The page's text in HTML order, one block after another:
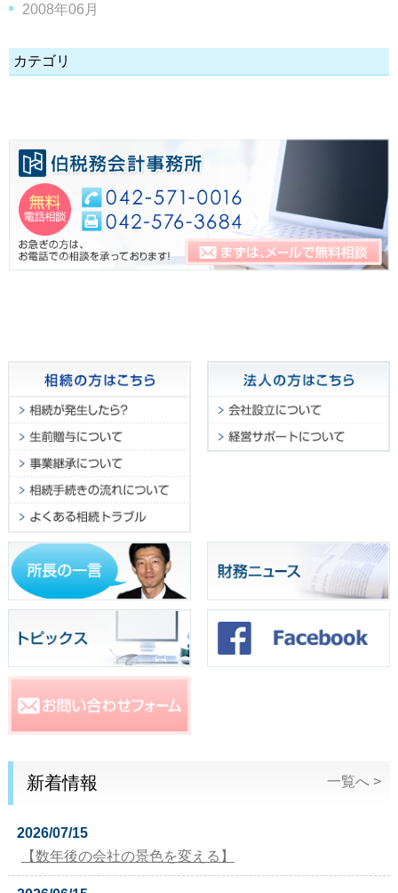
2008年06月
カテゴリ
新着情報 一覧へ >
2026/07/15
【数年後の会社の景色を変える】